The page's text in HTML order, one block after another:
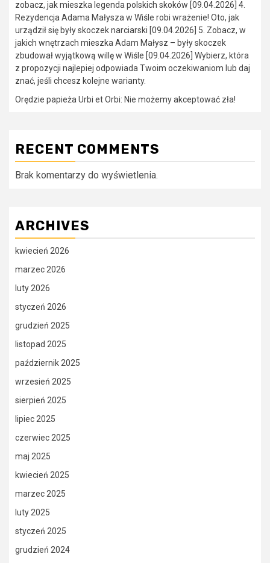
zobacz, jak mieszka legenda polskich skoków [09.04.2026] 4.
Rezydencja Adama Małysza w Wiśle robi wrażenie! Oto, jak
urządził się były skoczek narciarski [09.04.2026] 5. Zobacz, w
jakich wnętrzach mieszka Adam Małysz – były skoczek
zbudował wyjątkową willę w Wiśle [09.04.2026] Wybierz, która
z propozycji najlepiej odpowiada Twoim oczekiwaniom lub daj
znać, jeśli chcesz kolejne warianty.
Orędzie papieża Urbi et Orbi: Nie możemy akceptować zła!
RECENT COMMENTS
Brak komentarzy do wyświetlenia.
ARCHIVES
kwiecień 2026
marzec 2026
luty 2026
styczeń 2026
grudzień 2025
listopad 2025
październik 2025
wrzesień 2025
sierpień 2025
lipiec 2025
czerwiec 2025
maj 2025
kwiecień 2025
marzec 2025
luty 2025
styczeń 2025
grudzień 2024